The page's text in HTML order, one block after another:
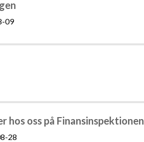
09
hos oss på Finansinspektionen
28